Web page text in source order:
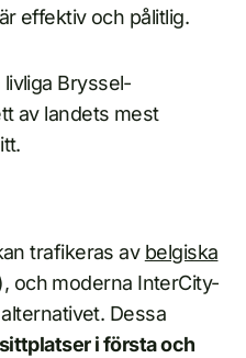
effektiv och pålitlig.
Bryssel-
av landets mest
trafikeras av belgiska
och moderna InterCity-
Dessa
sittplatser i första och